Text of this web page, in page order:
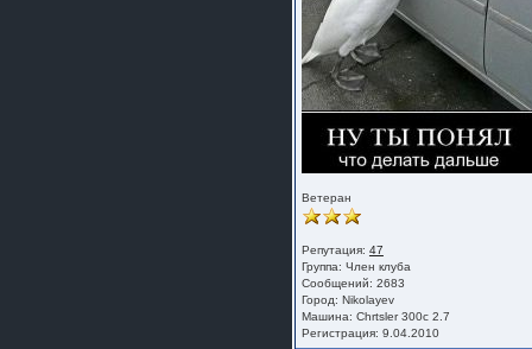
Ветеран
Репутация: 47
Группа: Член клуба
Сообщений: 2683
Город: Nikolayev
Машина: Chrtsler 300c 2.7
Регистрация: 9.04.2010